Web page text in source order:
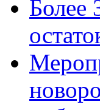
Более